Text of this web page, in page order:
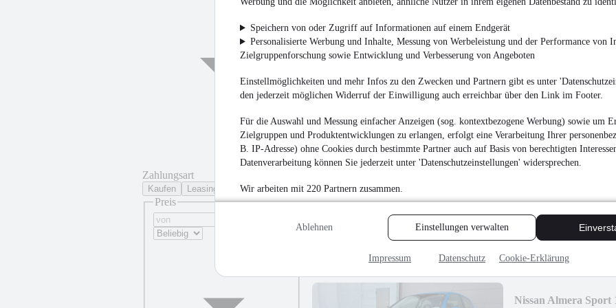
Speichern von oder Zugriff auf Informationen auf einem Endgerät
Personalisierte Werbung und Inhalte, Messung von Werbeleistung und der Performance von
Zielgruppenforschung sowie Entwicklung und Verbesserung von Angeboten
Einstellmöglichkeiten und mehr Infos zu den Zwecken und Partnern gibt es unter
den jederzeit möglichen Widerruf der Einwilligung auch erreichbar über den Link im Footer.
Für die Auswahl und Messung einfacher Anzeigen (sog. kontextbezogene Werbung) sowie um
Zielgruppen und Produktentwicklungen zu erlangen, erfolgt eine Verarbeitung Ihrer
B. IP-Adresse) ohne Cookies durch bestimmte Partner auch auf Basis von berechtigten
Datenverarbeitung können Sie jederzeit unter 'Datenschutzeinstellungen' widersprechen.
Wir arbeiten mit 220 Partnern zusammen.
Ablehnen Einstellungen verwalten
Impressum Datenschutz Cookie-Erklärung
Zahlungsart
Kaufen Leasing
Preis
1.990 €
Unfallfrei•Nicht
66 kW (90 PS)
Honda Logo 1.3i
Unfallfrei•EZ 06/
Nissan Almera Sport